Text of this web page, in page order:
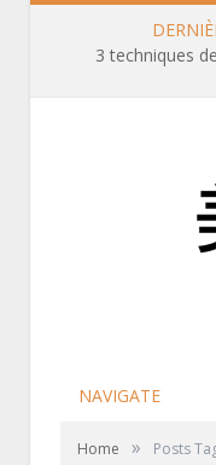
3 techniques
NAVIGATE
Home » Posts